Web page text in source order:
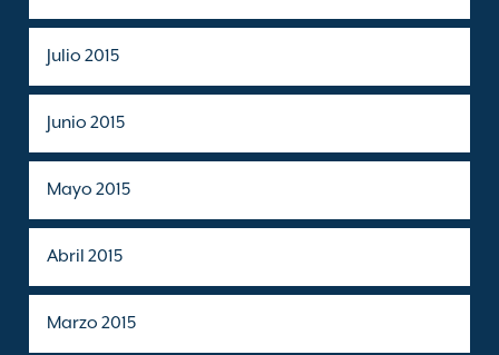
Julio 2015
Junio 2015
Mayo 2015
Abril 2015
Marzo 2015